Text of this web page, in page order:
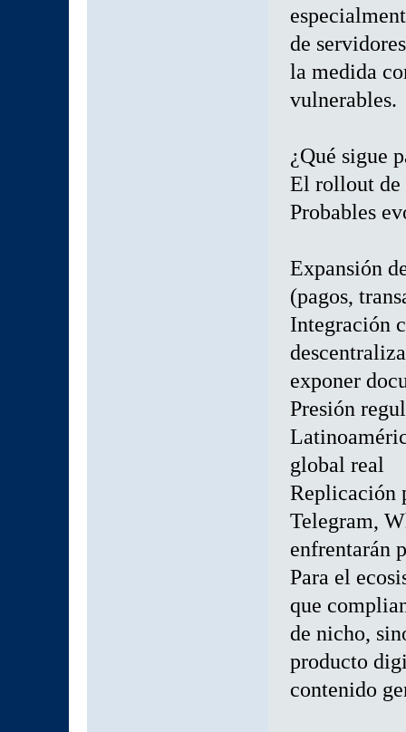
de
la medida
vulnerables.
¿Qué sigue
El rollout de
Probables
Expansión
(pagos,
Integración
exponer
Presión
global real
Replicación
Telegram,
enfrentarán
Para el
que
de nicho,
producto
contenido